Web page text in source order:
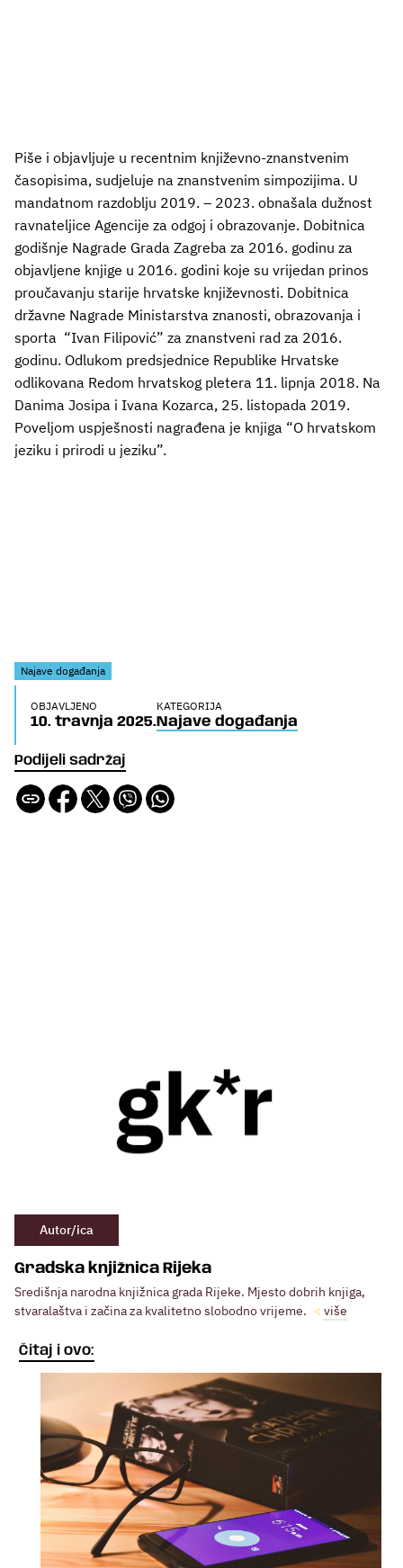
Podijeli sadržaj
Autor/ica
Gradska knjižnica Rijeka
Središnja narodna knjižnica grada Rijeke. Mjesto dobrih knjiga,
stvaralaštva i začina za kvalitetno slobodno vrijeme.
više
Piše i objavljuje u recentnim književno-znanstvenim
časopisima, sudjeluje na znanstvenim simpozijima. U
mandatnom razdoblju 2019. – 2023. obnašala dužnost
ravnateljice Agencije za odgoj i obrazovanje. Dobitnica
godišnje Nagrade Grada Zagreba za 2016. godinu za
objavljene knjige u 2016. godini koje su vrijedan prinos
proučavanju starije hrvatske književnosti. Dobitnica
državne Nagrade Ministarstva znanosti, obrazovanja i
sporta “Ivan Filipović” za znanstveni rad za 2016.
godinu. Odlukom predsjednice Republike Hrvatske
odlikovana Redom hrvatskog pletera 11. lipnja 2018. Na
Danima Josipa i Ivana Kozarca, 25. listopada 2019.
Poveljom uspješnosti nagrađena je knjiga “O hrvatskom
jeziku i prirodi u jeziku”.
Najave događanja
OBJAVLJENO
10. travnja 2025.
KATEGORIJA
Najave događanja
Čitaj i ovo: